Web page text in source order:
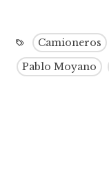
Camioneros
Pablo Moyano